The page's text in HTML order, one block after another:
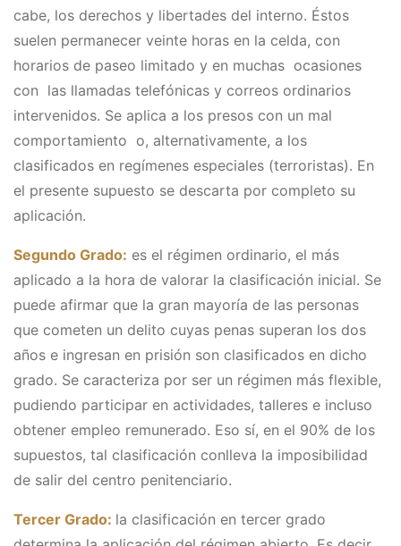
cabe, los derechos y libertades del interno. Éstos
suelen permanecer veinte horas en la celda, con
horarios de paseo limitado y en muchas ocasiones
con las llamadas telefónicas y correos ordinarios
intervenidos. Se aplica a los presos con un mal
comportamiento o, alternativamente, a los
clasificados en regímenes especiales (terroristas). En
el presente supuesto se descarta por completo su
aplicación.
Segundo Grado: es el régimen ordinario, el más
aplicado a la hora de valorar la clasificación inicial. Se
puede afirmar que la gran mayoría de las personas
que cometen un delito cuyas penas superan los dos
años e ingresan en prisión son clasificados en dicho
grado. Se caracteriza por ser un régimen más flexible,
pudiendo participar en actividades, talleres e incluso
obtener empleo remunerado. Eso sí, en el 90% de los
supuestos, tal clasificación conlleva la imposibilidad
de salir del centro penitenciario.
Tercer Grado: la clasificación en tercer grado